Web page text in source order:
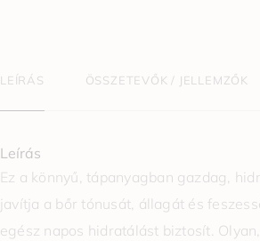
LEÍRÁS ÖSSZETEVŐK / JELLEMZŐK
Leírás
Ez a könnyű, tápanyagban gazdag,
javítja a bőr tónusát, állagát és
egész napos hidratálást biztosít.